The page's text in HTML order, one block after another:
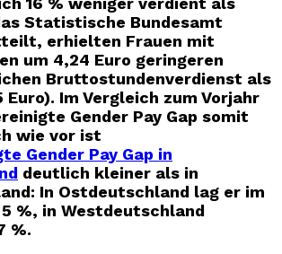
Statistische Bundesamt
erhielten Frauen mit
um 4,24 Euro geringeren
Bruttostundenverdienst als
Euro). Im Vergleich zum Vorjahr
Gender Pay Gap somit
wie vor ist
Gender Pay Gap in
deutlich kleiner als in
In Ostdeutschland lag er im
%, in Westdeutschland
%.